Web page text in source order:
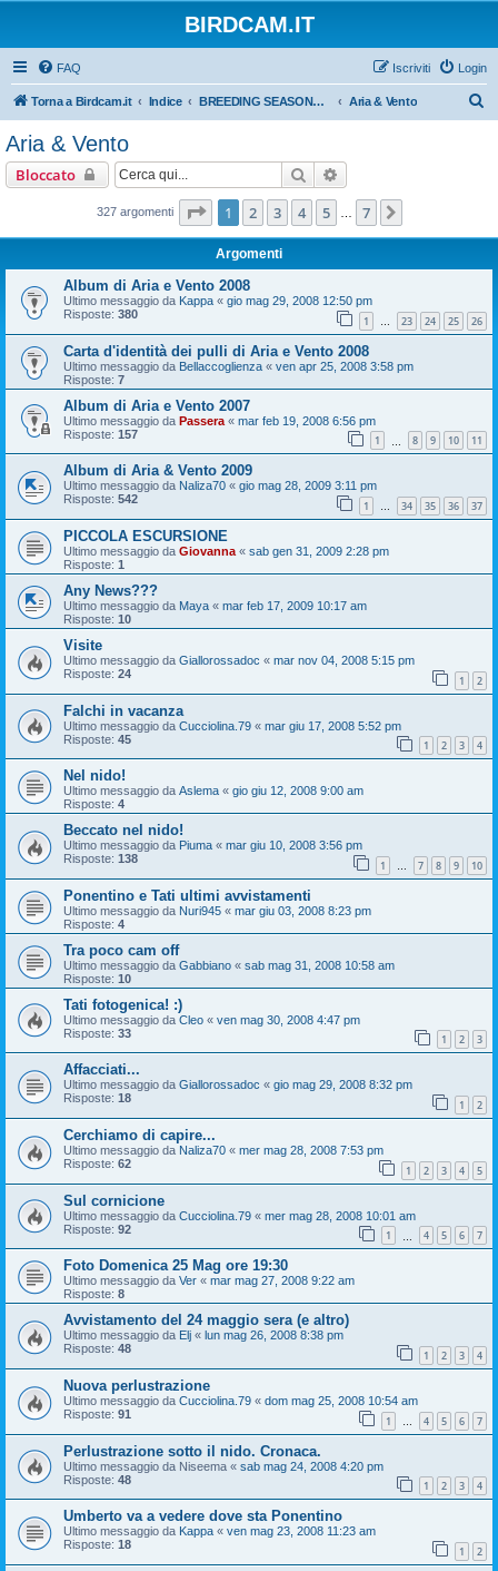
BIRDCAM.IT
FAQ Login
Iscriviti
Torna a Birdcam.it Indice BREEDING SEASONS 2007-2008 Aria & Vento
Aria & Vento
Bloccato Cerca
327 argomenti Pagina di
1 2 3 4 5 7
Argomenti
Album di Aria e Vento 2008
Ultimo messaggio da Kappa « gio mag 29, 2008 12:50 pm
Risposte: 380 1 … 23 24 25 26
Carta d'identità dei pulli di Aria e Vento 2008
Ultimo messaggio da Bellaccoglienza « ven apr 25, 2008 3:58 pm
Risposte: 7
Album di Aria e Vento 2007
Ultimo messaggio da Passera « mar feb 19, 2008 6:56 pm
Risposte: 157 1 8 9 10 11
Album di Aria & Vento 2009
Ultimo messaggio da Naliza70 « gio mag 28, 2009 3:11 pm
Risposte: 542 1 … 34 35 36 37
PICCOLA ESCURSIONE
Ultimo messaggio da Giovanna « sab gen 31, 2009 2:28 pm
Risposte: 1
Any News???
Ultimo messaggio da Maya « mar feb 17, 2009 10:17 am
Risposte: 10
Visite
Ultimo messaggio da Giallorossadoc « mar nov 04, 2008 5:15 pm
Risposte: 24 1 2
Falchi in vacanza
Ultimo messaggio da Cucciolina.79 « mar giu 17, 2008 5:52 pm
Risposte: 45 1 2 3 4
Nel nido!
Ultimo messaggio da Aslema « gio giu 12, 2008 9:00 am
Risposte: 4
Beccato nel nido!
Ultimo messaggio da Piuma « mar giu 10, 2008 3:56 pm
Risposte: 138 1 … 7 8 9 10
Ponentino e Tati ultimi avvistamenti
Ultimo messaggio da Nuri945 « mar giu 03, 2008 8:23 pm
Risposte: 4
Tra poco cam off
Ultimo messaggio da Gabbiano « sab mag 31, 2008 10:58 am
Risposte: 10
Tati fotogenica! :)
Ultimo messaggio da Cleo « ven mag 30, 2008 4:47 pm
Risposte: 33 1 2 3
Affacciati...
Ultimo messaggio da Giallorossadoc « gio mag 29, 2008 8:32 pm
Risposte: 18 1 2
Cerchiamo di capire...
Ultimo messaggio da Naliza70 « mer mag 28, 2008 7:53 pm
Risposte: 62 1 2 3 4 5
Sul cornicione
Ultimo messaggio da Cucciolina.79 « mer mag 28, 2008 10:01 am
Risposte: 92 1 4 5 6 7
Foto Domenica 25 Mag ore 19:30
Ultimo messaggio da Ver « mar mag 27, 2008 9:22 am
Risposte: 8
Avvistamento del 24 maggio sera (e altro)
Ultimo messaggio da Elj « lun mag 26, 2008 8:38 pm
Risposte: 48 1 2 3 4
Nuova perlustrazione
Ultimo messaggio da Cucciolina.79 « dom mag 25, 2008 10:54 am
Risposte: 91 1 … 4 5 6 7
Perlustrazione sotto il nido. Cronaca.
Ultimo messaggio da Niseema « sab mag 24, 2008 4:20 pm
Risposte: 48 1 2 3 4
Umberto va a vedere dove sta Ponentino
Ultimo messaggio da Kappa « ven mag 23, 2008 11:23 am
Risposte: 18 1 2